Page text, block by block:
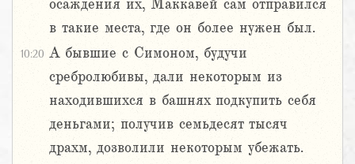
осаждения их, Маккавей сам отправился
в такие места, где он более нужен был.
10:20 А бывшие с Симоном, будучи
сребролюбивы, дали некоторым из
находившихся в башнях подкупить себя
деньгами; получив семьдесят тысяч
драхм, дозволили некоторым убежать.